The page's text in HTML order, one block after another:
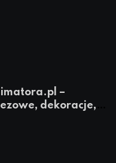
–
dekoracje,
dla animatorów